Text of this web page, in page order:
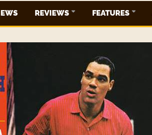
REVIEWS FEATURES